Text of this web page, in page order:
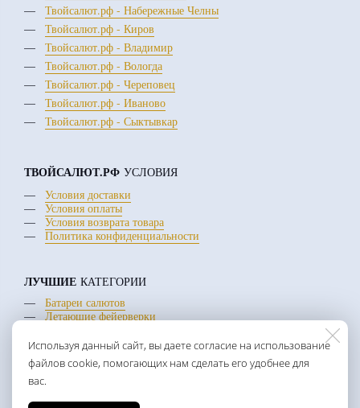
Используя данный сайт, вы даете согласие на использование
файлов cookie, помогающих нам сделать его удобнее для
вас.
Твойсалют.рф - Набережные Челны
Твойсалют.рф - Киров
Твойсалют.рф - Владимир
Твойсалют.рф - Вологда
Твойсалют.рф - Череповец
Твойсалют.рф - Иваново
Твойсалют.рф - Сыктывкар
ТВОЙСАЛЮТ.РФ УСЛОВИЯ
Условия доставки
Условия оплаты
Условия возврата товара
Политика конфиденциальности
ЛУЧШИЕ КАТЕГОРИИ
Батареи салютов
Летающие фейерверки
+7 (922) 300-40-40